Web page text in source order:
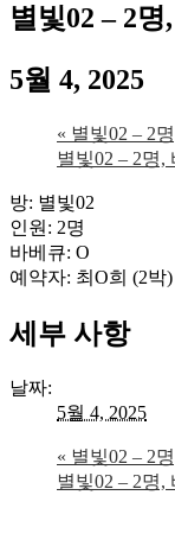
별빛02 – 2
5월 4, 2025
« 별빛02 – 2
별빛02 – 2명,
방: 별빛02
인원: 2명
바베큐: O
예약자: 최O희 (2박)
세부 사항
날짜:
5월 4, 2025
« 별빛02 – 2
별빛02 – 2명,